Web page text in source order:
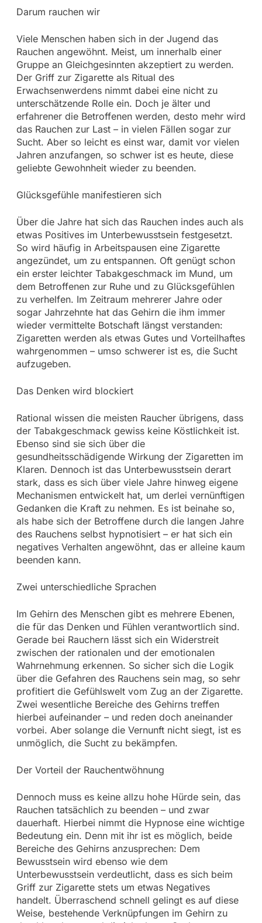
Darum rauchen wir
Viele Menschen haben sich in der Jugend das
Rauchen angewöhnt. Meist, um innerhalb einer
Gruppe an Gleichgesinnten akzeptiert zu werden.
Der Griff zur Zigarette als Ritual des
Erwachsenwerdens nimmt dabei eine nicht zu
unterschätzende Rolle ein. Doch je älter und
erfahrener die Betroffenen werden, desto mehr wird
das Rauchen zur Last – in vielen Fällen sogar zur
Sucht. Aber so leicht es einst war, damit vor vielen
Jahren anzufangen, so schwer ist es heute, diese
geliebte Gewohnheit wieder zu beenden.
Glücksgefühle manifestieren sich
Über die Jahre hat sich das Rauchen indes auch als
etwas Positives im Unterbewusstsein festgesetzt.
So wird häufig in Arbeitspausen eine Zigarette
angezündet, um zu entspannen. Oft genügt schon
ein erster leichter Tabakgeschmack im Mund, um
dem Betroffenen zur Ruhe und zu Glücksgefühlen
zu verhelfen. Im Zeitraum mehrerer Jahre oder
sogar Jahrzehnte hat das Gehirn die ihm immer
wieder vermittelte Botschaft längst verstanden:
Zigaretten werden als etwas Gutes und Vorteilhaftes
wahrgenommen – umso schwerer ist es, die Sucht
aufzugeben.
Das Denken wird blockiert
Rational wissen die meisten Raucher übrigens, dass
der Tabakgeschmack gewiss keine Köstlichkeit ist.
Ebenso sind sie sich über die
gesundheitsschädigende Wirkung der Zigaretten im
Klaren. Dennoch ist das Unterbewusstsein derart
stark, dass es sich über viele Jahre hinweg eigene
Mechanismen entwickelt hat, um derlei vernünftigen
Gedanken die Kraft zu nehmen. Es ist beinahe so,
als habe sich der Betroffene durch die langen Jahre
des Rauchens selbst hypnotisiert – er hat sich ein
negatives Verhalten angewöhnt, das er alleine kaum
beenden kann.
Zwei unterschiedliche Sprachen
Im Gehirn des Menschen gibt es mehrere Ebenen,
die für das Denken und Fühlen verantwortlich sind.
Gerade bei Rauchern lässt sich ein Widerstreit
zwischen der rationalen und der emotionalen
Wahrnehmung erkennen. So sicher sich die Logik
über die Gefahren des Rauchens sein mag, so sehr
profitiert die Gefühlswelt vom Zug an der Zigarette.
Zwei wesentliche Bereiche des Gehirns treffen
hierbei aufeinander – und reden doch aneinander
vorbei. Aber solange die Vernunft nicht siegt, ist es
unmöglich, die Sucht zu bekämpfen.
Der Vorteil der Rauchentwöhnung
Dennoch muss es keine allzu hohe Hürde sein, das
Rauchen tatsächlich zu beenden – und zwar
dauerhaft. Hierbei nimmt die Hypnose eine wichtige
Bedeutung ein. Denn mit ihr ist es möglich, beide
Bereiche des Gehirns anzusprechen: Dem
Bewusstsein wird ebenso wie dem
Unterbewusstsein verdeutlicht, dass es sich beim
Griff zur Zigarette stets um etwas Negatives
handelt. Überraschend schnell gelingt es auf diese
Weise, bestehende Verknüpfungen im Gehirn zu